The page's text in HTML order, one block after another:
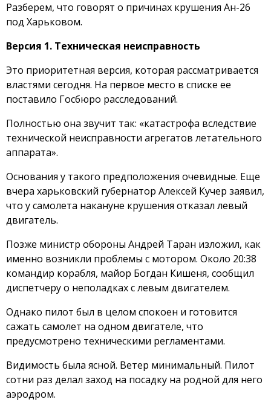
Разберем, что говорят о причинах крушения Ан-26
под Харьковом.
Версия 1. Техническая неисправность
Это приоритетная версия, которая рассматривается
властями сегодня. На первое место в списке ее
поставило Госбюро расследований.
Полностью она звучит так: «катастрофа вследствие
технической неисправности агрегатов летательного
аппарата».
Основания у такого предположения очевидные. Еще
вчера харьковский губернатор Алексей Кучер заявил,
что у самолета накануне крушения отказал левый
двигатель.
Позже министр обороны Андрей Таран изложил, как
именно возникли проблемы с мотором. Около 20:38
командир корабля, майор Богдан Кишеня, сообщил
диспетчеру о неполадках с левым двигателем.
Однако пилот был в целом спокоен и готовится
сажать самолет на одном двигателе, что
предусмотрено техническими регламентами.
Видимость была ясной. Ветер минимальный. Пилот
сотни раз делал заход на посадку на родной для него
аэродром.